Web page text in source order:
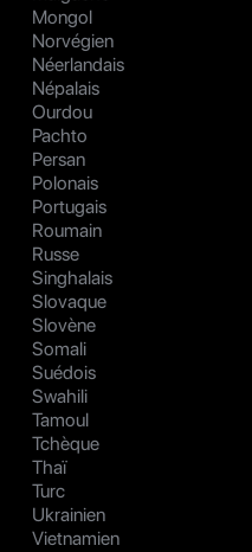
Mongol
Norvégien
Néerlandais
Népalais
Ourdou
Pachto
Persan
Polonais
Portugais
Roumain
Russe
Singhalais
Slovaque
Slovène
Somali
Suédois
Swahili
Tamoul
Tchèque
Thaï
Turc
Ukrainien
Vietnamien